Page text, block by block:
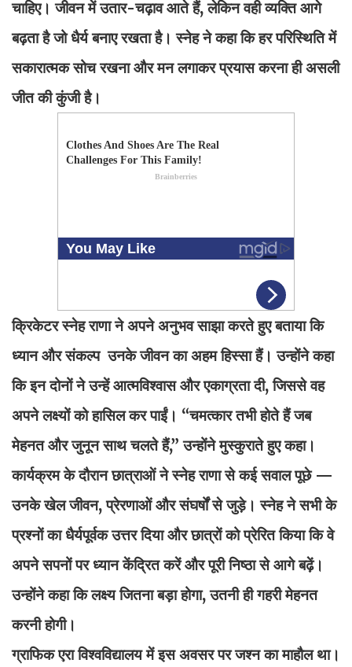
चाहिए। जीवन में उतार-चढ़ाव आते हैं, लेकिन वही व्यक्ति आगे
बढ़ता है जो धैर्य बनाए रखता है। स्नेह ने कहा कि हर परिस्थिति में
सकारात्मक सोच रखना और मन लगाकर प्रयास करना ही असली
जीत की कुंजी है।
क्रिकेटर स्नेह राणा ने अपने अनुभव साझा करते हुए बताया कि
ध्यान और संकल्प उनके जीवन का अहम हिस्सा हैं। उन्होंने कहा
कि इन दोनों ने उन्हें आत्मविश्वास और एकाग्रता दी, जिससे वह
अपने लक्ष्यों को हासिल कर पाईं। “चमत्कार तभी होते हैं जब
मेहनत और जुनून साथ चलते हैं,” उन्होंने मुस्कुराते हुए कहा।
कार्यक्रम के दौरान छात्राओं ने स्नेह राणा से कई सवाल पूछे —
उनके खेल जीवन, प्रेरणाओं और संघर्षों से जुड़े। स्नेह ने सभी के
प्रश्नों का धैर्यपूर्वक उत्तर दिया और छात्रों को प्रेरित किया कि वे
अपने सपनों पर ध्यान केंद्रित करें और पूरी निष्ठा से आगे बढ़ें।
उन्होंने कहा कि लक्ष्य जितना बड़ा होगा, उतनी ही गहरी मेहनत
करनी होगी।
ग्राफिक एरा विश्वविद्यालय में इस अवसर पर जश्न का माहौल था।